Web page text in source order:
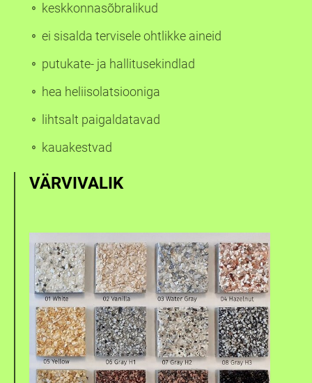
keskkonnasõbralikud
ei sisalda tervisele ohtlikke aineid
putukate- ja hallitusekindlad
hea heliisolatsiooniga
lihtsalt paigaldatavad
kauakestvad
VÄRVIVALIK